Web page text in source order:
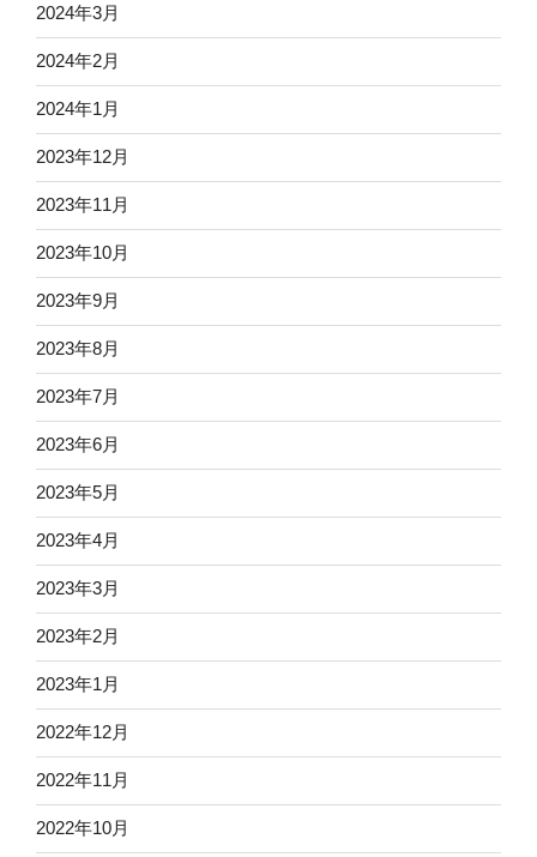
2024年3月
2024年2月
2024年1月
2023年12月
2023年11月
2023年10月
2023年9月
2023年8月
2023年7月
2023年6月
2023年5月
2023年4月
2023年3月
2023年2月
2023年1月
2022年12月
2022年11月
2022年10月